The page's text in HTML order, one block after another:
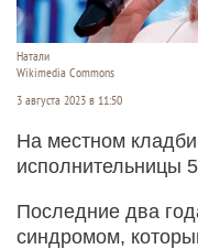
Натали
Wikimedia Commons
3 августа 2023 в 11:50
На местном
исполнительницы
Последние два
синдромом,